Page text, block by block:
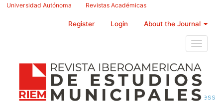
Main
Universidad Autónoma Revistas Académicas
Register Login About the Journal
Toggle